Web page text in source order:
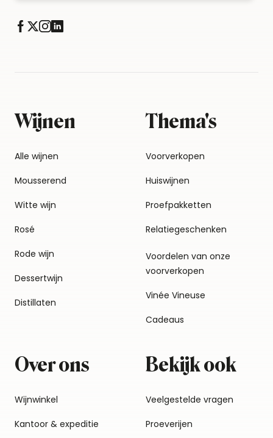
Wijnen
Alle wijnen
Mousserend
Witte wijn
Rosé
Rode wijn
Dessertwijn
Distillaten
Thema's
Voorverkopen
Huiswijnen
Proefpakketten
Relatiegeschenken
Voordelen van onze
voorverkopen
Vinée Vineuse
Cadeaus
Over ons
Wijnwinkel
Kantoor & expeditie
Bekijk ook
Veelgestelde vragen
Proeverijen